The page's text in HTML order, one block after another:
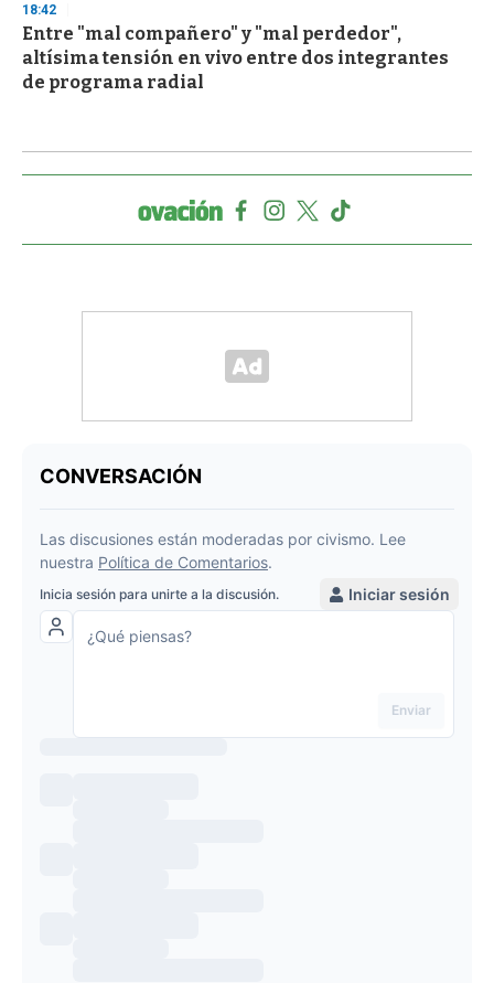
18:42
Entre "mal compañero" y "mal perdedor",
altísima tensión en vivo entre dos integrantes
de programa radial